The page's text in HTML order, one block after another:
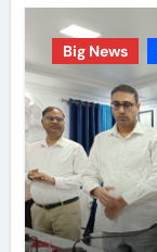
Big News